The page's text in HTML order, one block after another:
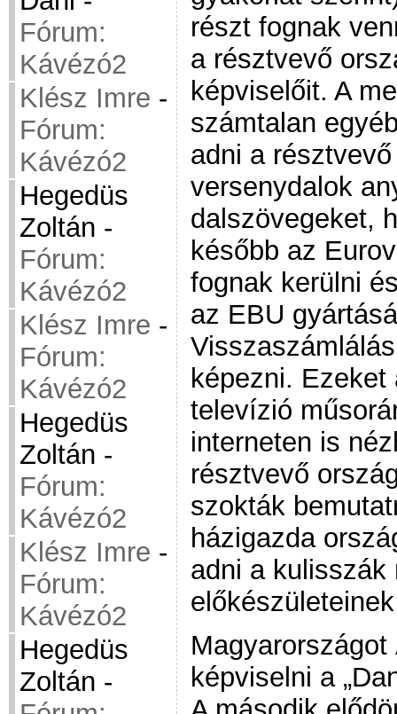
Fórum:
Kávézó2
Klész Imre -
Fórum:
Kávézó2
Hegedüs
Zoltán -
Fórum:
Kávézó2
Klész Imre -
Fórum:
Kávézó2
Hegedüs
Zoltán -
Fórum:
Kávézó2
Klész Imre -
Fórum:
Kávézó2
Hegedüs
Zoltán -
részt fognak
a résztvevő
képviselőit. A
számtalan
adni a
versenydalok
dalszövegeket,
később az
fognak kerülni
az EBU
képezni.
televízió
interneten is
résztvevő
szokták
házigazda
adni a kulisszák
képviselni a